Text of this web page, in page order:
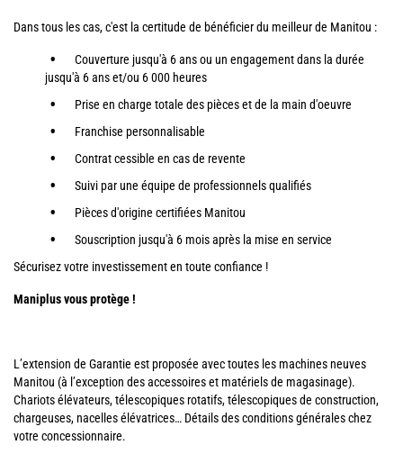
Dans tous les cas, c'est la certitude de bénéficier du meilleur de Manitou :
Couverture jusqu'à 6 ans ou un engagement dans la durée
jusqu'à 6 ans et/ou 6 000 heures
Prise en charge totale des pièces et de la main d'oeuvre
Franchise personnalisable
Contrat cessible en cas de revente
Suivi par une équipe de professionnels qualifiés
Pièces d'origine certifiées Manitou
Souscription jusqu'à 6 mois après la mise en service
Sécurisez votre investissement en toute confiance !
Maniplus vous protège !
L’extension de Garantie est proposée avec toutes les machines neuves
Manitou (à l’exception des accessoires et matériels de magasinage).
Chariots élévateurs, télescopiques rotatifs, télescopiques de construction,
chargeuses, nacelles élévatrices… Détails des conditions générales chez
votre concessionnaire.